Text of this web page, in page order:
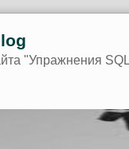
"Упражнения